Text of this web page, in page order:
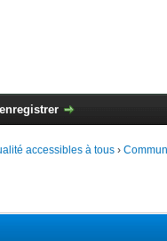
accessibles à tous ›